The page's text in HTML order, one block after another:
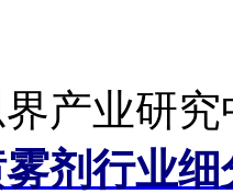
业研究
剂行业